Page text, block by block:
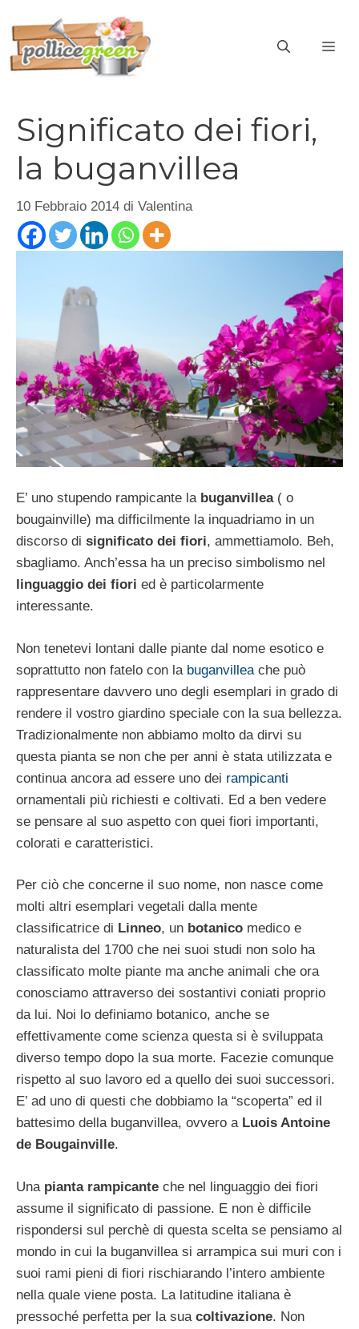
contenuto
Significato dei fiori,
la buganvillea
10 Febbraio 2014 di Valentina
E’ uno stupendo rampicante labuganvillea( o
bougainville) ma difficilmente la inquadriamo in un
discorso di significato dei fiori, ammettiamolo. Beh,
sbagliamo. Anch’essa ha un preciso simbolismo nel
linguaggio dei fiori ed è particolarmente
interessante.
Non tenetevi lontani dalle piante dal nome esotico e
soprattutto non fatelo con la buganvillea che può
rappresentare davvero uno degli esemplari in grado di
rendere il vostro giardino speciale con la sua bellezza.
Tradizionalmente non abbiamo molto da dirvi su
questa pianta se non che per anni è stata utilizzata e
continua ancora ad essere uno dei rampicanti
ornamentali più richiesti e coltivati. Ed a ben vedere
se pensare al suo aspetto con quei fiori importanti,
colorati e caratteristici.
Per ciò che concerne il suo nome, non nasce come
molti altri esemplari vegetali dalla mente
classificatrice di Linneo, un botanico medico e
naturalista del 1700 che nei suoi studi non solo ha
classificato molte piante ma anche animali che ora
conosciamo attraverso dei sostantivi coniati proprio
da lui. Noi lo definiamo botanico, anche se
effettivamente come scienza questa si è sviluppata
diverso tempo dopo la sua morte. Facezie comunque
rispetto al suo lavoro ed a quello dei suoi successori.
E’ ad uno di questi che dobbiamo la “scoperta” ed il
battesimo della buganvillea, ovvero a Luois Antoine
de Bougainville.
Una pianta rampicante che nel linguaggio dei fiori
assume il significato di passione. E non è difficile
rispondersi sul perchè di questa scelta se pensiamo al
mondo in cui la buganvillea si arrampica sui muri con i
suoi rami pieni di fiori rischiarando l’intero ambiente
nella quale viene posta. La latitudine italiana è
pressoché perfetta per la sua coltivazione. Non